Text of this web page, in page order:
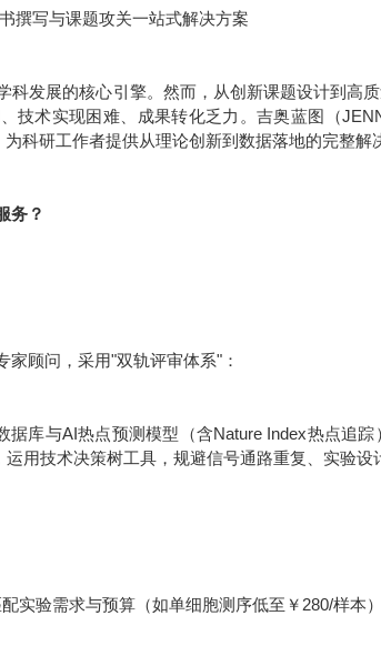
撰写与课题攻关一站式解决方案
科发展的核心引擎。然而，从创新课题设计到高
技术实现困难、成果转化乏力。吉奥蓝图（
科研工作者提供从理论创新到数据落地的完整解
务？
顾问，采用"双轨评审体系"：
据库与AI热点预测模型（含Nature Index热点追
用技术决策树工具，规避信号通路重复、实验设
实验需求与预算（如单细胞测序低至￥280/样本）